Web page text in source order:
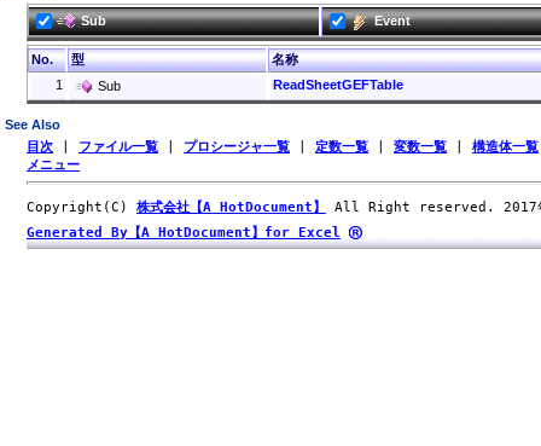
Sub Event
No. 型
名称
1
Sub ReadSheetGEFTable
See Also
目次 ファイル一覧 プロシージャ一覧 定数一覧 変数一覧 構造体一覧
メニュー
Copyright(C) 株式会社【A HotDocument】
All Right reserved. 2017
Generated By【A HotDocument】for Excel